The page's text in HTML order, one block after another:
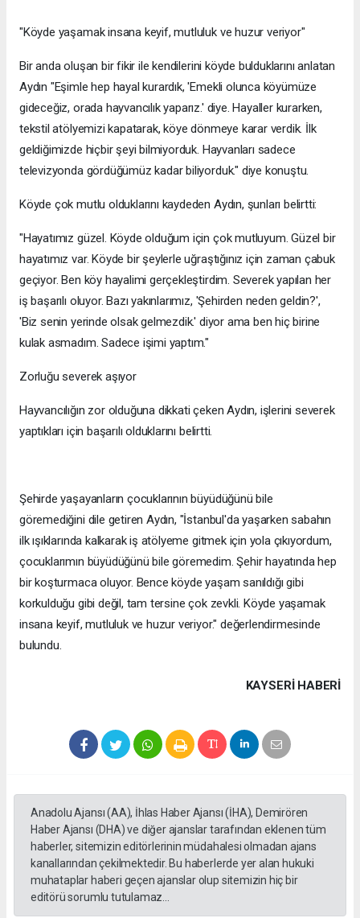
"Köyde yaşamak insana keyif, mutluluk ve huzur veriyor"
Bir anda oluşan bir fikir ile kendilerini köyde bulduklarını anlatan
Aydın "Eşimle hep hayal kurardık, 'Emekli olunca köyümüze
gideceğiz, orada hayvancılık yaparız.' diye. Hayaller kurarken,
tekstil atölyemizi kapatarak, köye dönmeye karar verdik. İlk
geldiğimizde hiçbir şeyi bilmiyorduk. Hayvanları sadece
televizyonda gördüğümüz kadar biliyorduk." diye konuştu.
Köyde çok mutlu olduklarını kaydeden Aydın, şunları belirtti:
"Hayatımız güzel. Köyde olduğum için çok mutluyum. Güzel bir
hayatımız var. Köyde bir şeylerle uğraştığınız için zaman çabuk
geçiyor. Ben köy hayalimi gerçekleştirdim. Severek yapılan her
iş başarılı oluyor. Bazı yakınlarımız, 'Şehirden neden geldin?',
'Biz senin yerinde olsak gelmezdik.' diyor ama ben hiç birine
kulak asmadım. Sadece işimi yaptım."
Zorluğu severek aşıyor
Hayvancılığın zor olduğuna dikkati çeken Aydın, işlerini severek
yaptıkları için başarılı olduklarını belirtti.
Şehirde yaşayanların çocuklarının büyüdüğünü bile
göremediğini dile getiren Aydın, "İstanbul'da yaşarken sabahın
ilk ışıklarında kalkarak iş atölyeme gitmek için yola çıkıyordum,
çocuklarımın büyüdüğünü bile göremedim. Şehir hayatında hep
bir koşturmaca oluyor. Bence köyde yaşam sanıldığı gibi
korkulduğu gibi değil, tam tersine çok zevkli. Köyde yaşamak
insana keyif, mutluluk ve huzur veriyor." değerlendirmesinde
bulundu.
KAYSERI HABERİ
Anadolu Ajansı (AA), İhlas Haber Ajansı (İHA), Demirören
Haber Ajansı (DHA) ve diğer ajanslar tarafından eklenen tüm
haberler, sitemizin editörlerinin müdahalesi olmadan ajans
kanallarından çekilmektedir. Bu haberlerde yer alan hukuki
muhataplar haberi geçen ajanslar olup sitemizin hiç bir
editörü sorumlu tutulamaz...